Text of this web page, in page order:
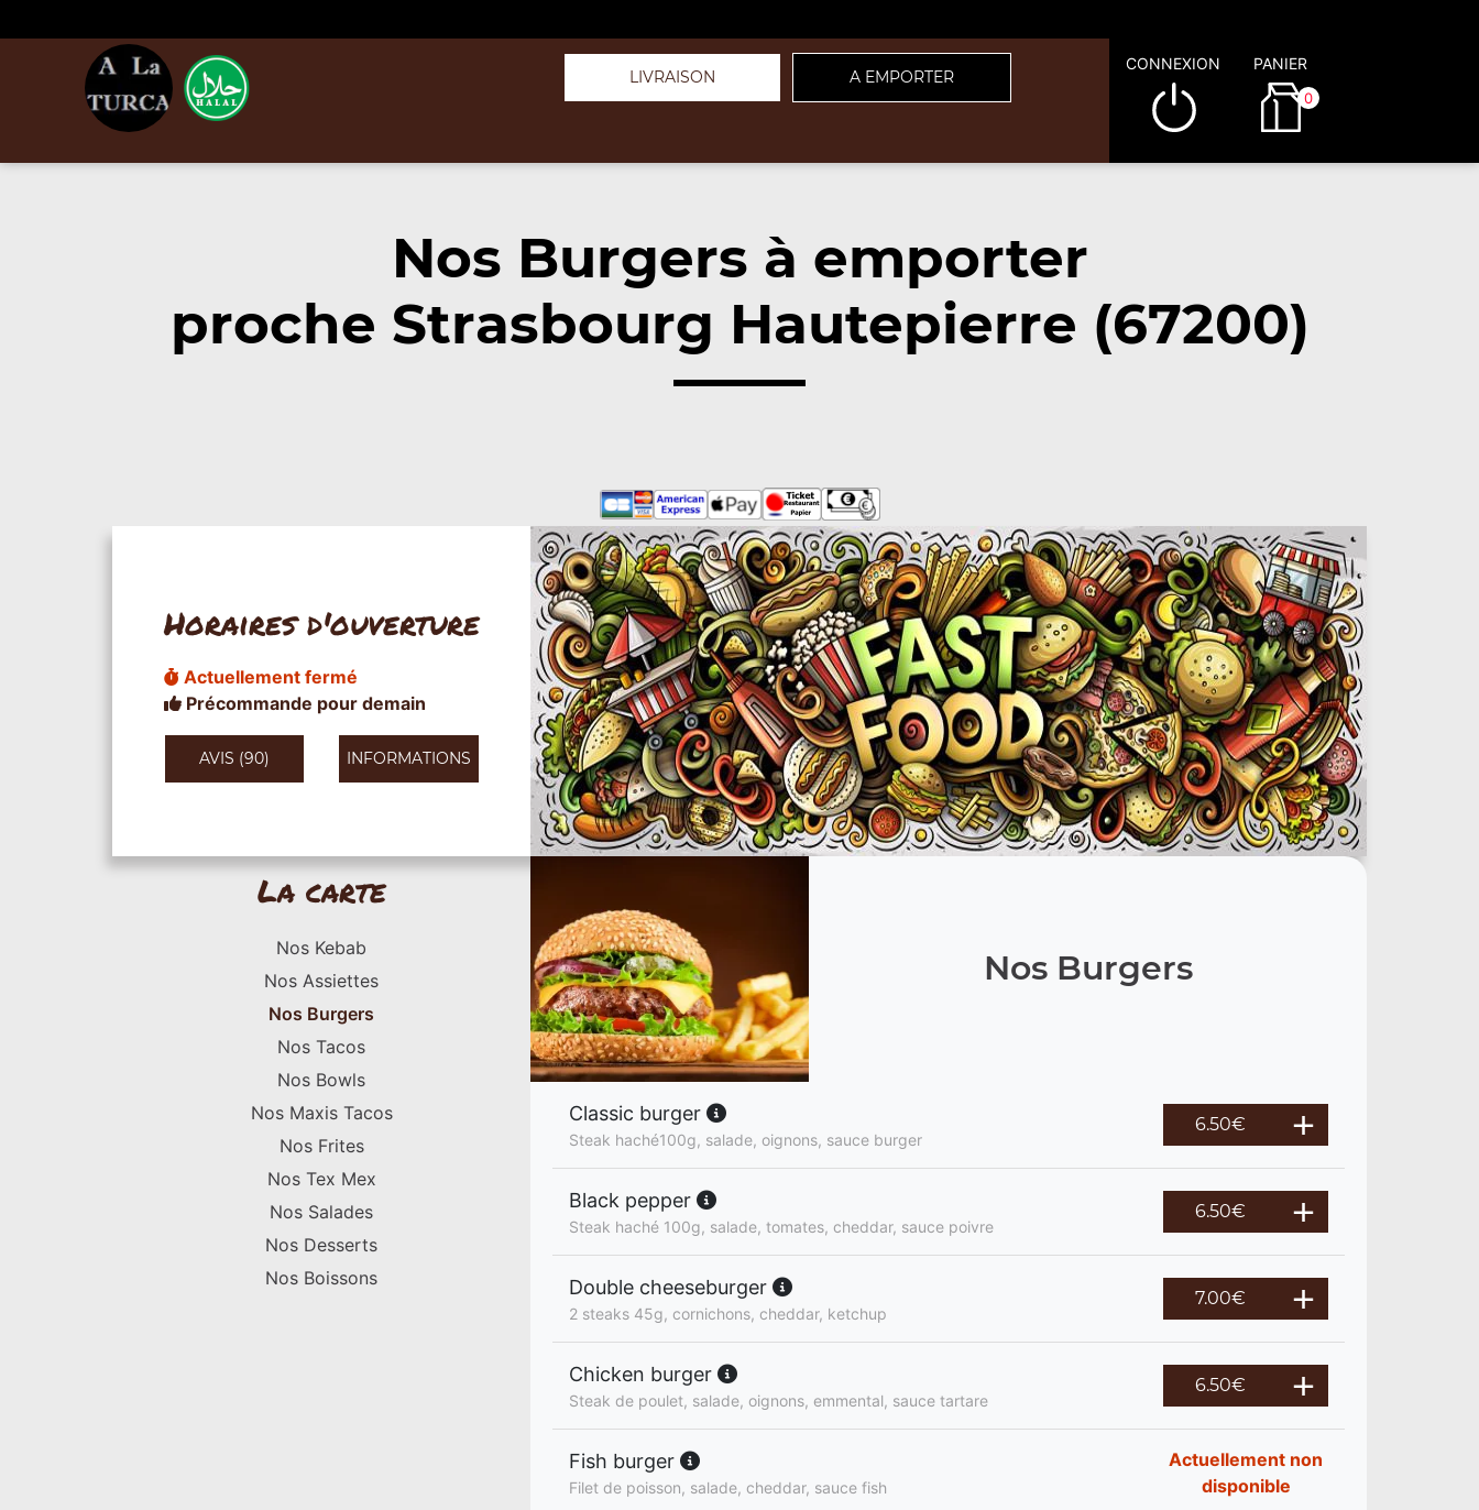
LIVRAISON A EMPORTER
CONNEXION PANIER
0
Nos Burgers à emporter
proche Strasbourg Hautepierre (67200)
Horaires d'ouverture
Actuellement fermé
Précommande pour demain
AVIS (90) INFORMATIONS
La carte
Nos Kebab
Nos Assiettes
Nos Burgers
Nos Tacos
Nos Bowls
Nos Maxis Tacos
Nos Frites
Nos Tex Mex
Nos Salades
Nos Desserts
Nos Boissons
Nos Burgers
Classic burger
Steak haché100g, salade, oignons, sauce burger
6.50€
Black pepper
Steak haché 100g, salade, tomates, cheddar, sauce poivre
6.50€
Double cheeseburger
2 steaks 45g, cornichons, cheddar, ketchup
7.00€
Chicken burger
Steak de poulet, salade, oignons, emmental, sauce tartare
6.50€
Fish burger
Filet de poisson, salade, cheddar, sauce fish
Actuellement non
disponible